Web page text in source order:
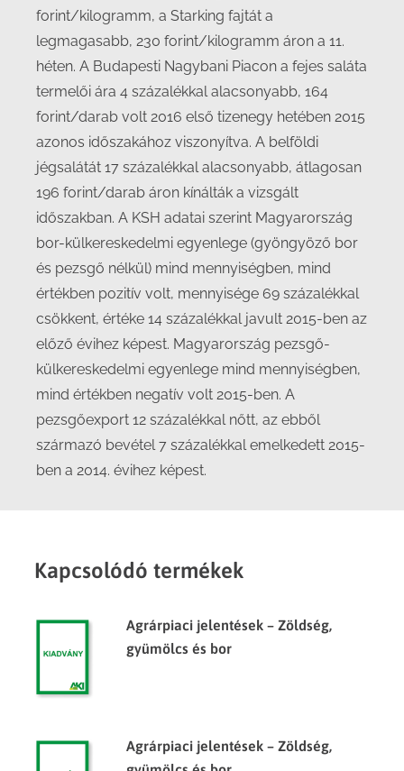
forint/kilogramm, a Starking fajtát a
legmagasabb, 230 forint/kilogramm áron a 11.
héten. A Budapesti Nagybani Piacon a fejes saláta
termelői ára 4 százalékkal alacsonyabb, 164
forint/darab volt 2016 első tizenegy hetében 2015
azonos időszakához viszonyítva. A belföldi
jégsalátát 17 százalékkal alacsonyabb, átlagosan
196 forint/darab áron kínálták a vizsgált
időszakban. A KSH adatai szerint Magyarország
bor-külkereskedelmi egyenlege (gyöngyöző bor
és pezsgő nélkül) mind mennyiségben, mind
értékben pozitív volt, mennyisége 69 százalékkal
csökkent, értéke 14 százalékkal javult 2015-ben az
előző évihez képest. Magyarország pezsgő-
külkereskedelmi egyenlege mind mennyiségben,
mind értékben negatív volt 2015-ben. A
pezsgőexport 12 százalékkal nőtt, az ebből
származó bevétel 7 százalékkal emelkedett 2015-
ben a 2014. évihez képest.
Kapcsolódó termékek
Agrárpiaci jelentések – Zöldség,
gyümölcs és bor
Agrárpiaci jelentések – Zöldség,